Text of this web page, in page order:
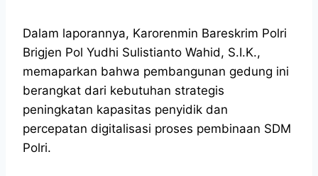
Dalam laporannya, Karorenmin Bareskrim Polri
Brigjen Pol Yudhi Sulistianto Wahid, S.I.K.,
memaparkan bahwa pembangunan gedung ini
berangkat dari kebutuhan strategis
peningkatan kapasitas penyidik dan
percepatan digitalisasi proses pembinaan SDM
Polri.